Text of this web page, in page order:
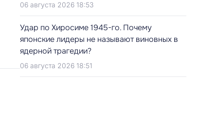
06 августа 2026 18:53
Удар по Хиросиме 1945-го. Почему
японские лидеры не называют виновных в
ядерной трагедии?
06 августа 2026 18:51